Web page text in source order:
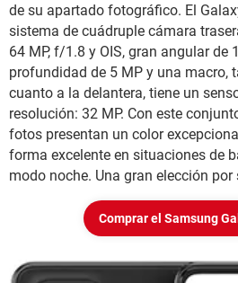
de su apartado fotográfico. El
sistema de cuádruple cámara
64 MP, f/1.8 y OIS, gran angular de
profundidad de 5 MP y una macro,
cuanto a la delantera, tiene un
resolución: 32 MP. Con este
fotos presentan un color
forma excelente en situaciones de
modo noche. Una gran elección por
Comprar el Samsung